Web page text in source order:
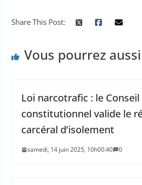
Share This Post:
Vous pourrez
Loi narcotrafic : le Conseil
constitutionnel valide le
carcéral d’isolement
samedi, 14 juin 2025, 10h00:40 0